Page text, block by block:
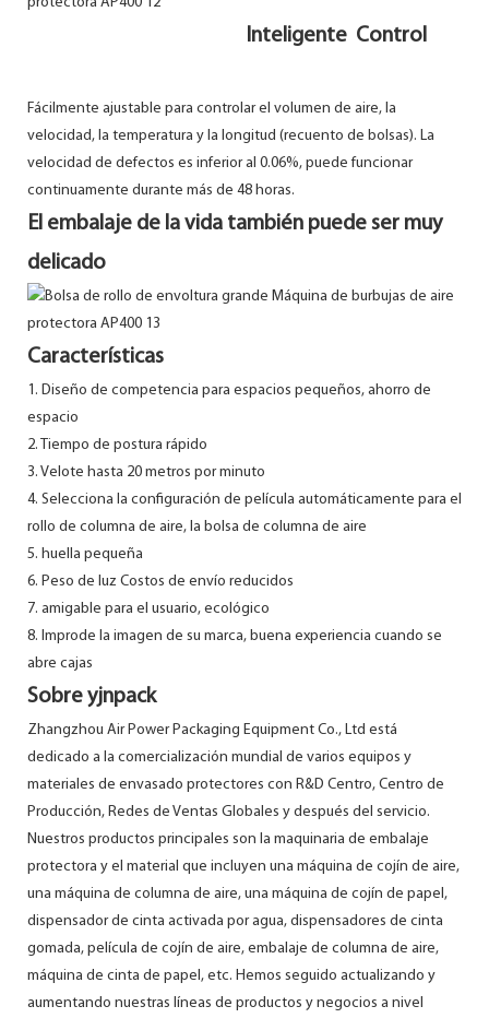
Inteligente Control
Fácilmente ajustable para controlar el volumen de aire, la
velocidad, la temperatura y la longitud (recuento de bolsas). La
velocidad de defectos es inferior al 0.06%, puede funcionar
continuamente durante más de 48 horas.
El embalaje de la vida también puede ser muy
delicado
Características
1. Diseño de competencia para espacios pequeños, ahorro de
espacio
2. Tiempo de postura rápido
3. Velote hasta 20 metros por minuto
4. Selecciona la configuración de película automáticamente para el
rollo de columna de aire, la bolsa de columna de aire
5. huella pequeña
6. Peso de luz Costos de envío reducidos
7. amigable para el usuario, ecológico
8. Improde la imagen de su marca, buena experiencia cuando se
abre cajas
Sobre yjnpack
Zhangzhou Air Power Packaging Equipment Co., Ltd está
dedicado a la comercialización mundial de varios equipos y
materiales de envasado protectores con R&D Centro, Centro de
Producción, Redes de Ventas Globales y después del servicio.
Nuestros productos principales son la maquinaria de embalaje
protectora y el material que incluyen una máquina de cojín de aire,
una máquina de columna de aire, una máquina de cojín de papel,
dispensador de cinta activada por agua, dispensadores de cinta
gomada, película de cojín de aire, embalaje de columna de aire,
máquina de cinta de papel, etc. Hemos seguido actualizando y
aumentando nuestras líneas de productos y negocios a nivel